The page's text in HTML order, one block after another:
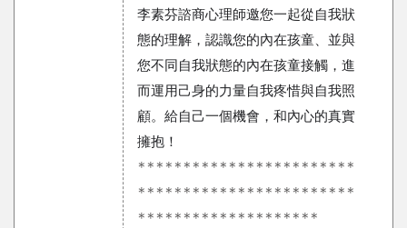
李素芬諮商心理師邀您一起從自我狀
態的理解，認識您的內在孩童、並與
您不同自我狀態的內在孩童接觸，進
而運用己身的力量自我疼惜與自我照
顧。給自己一個機會，和內心的真實
擁抱！
************************
************************
********************